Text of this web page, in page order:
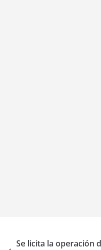
Se licita la operación